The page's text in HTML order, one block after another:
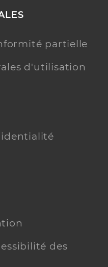
partielle
d'utilisation
des